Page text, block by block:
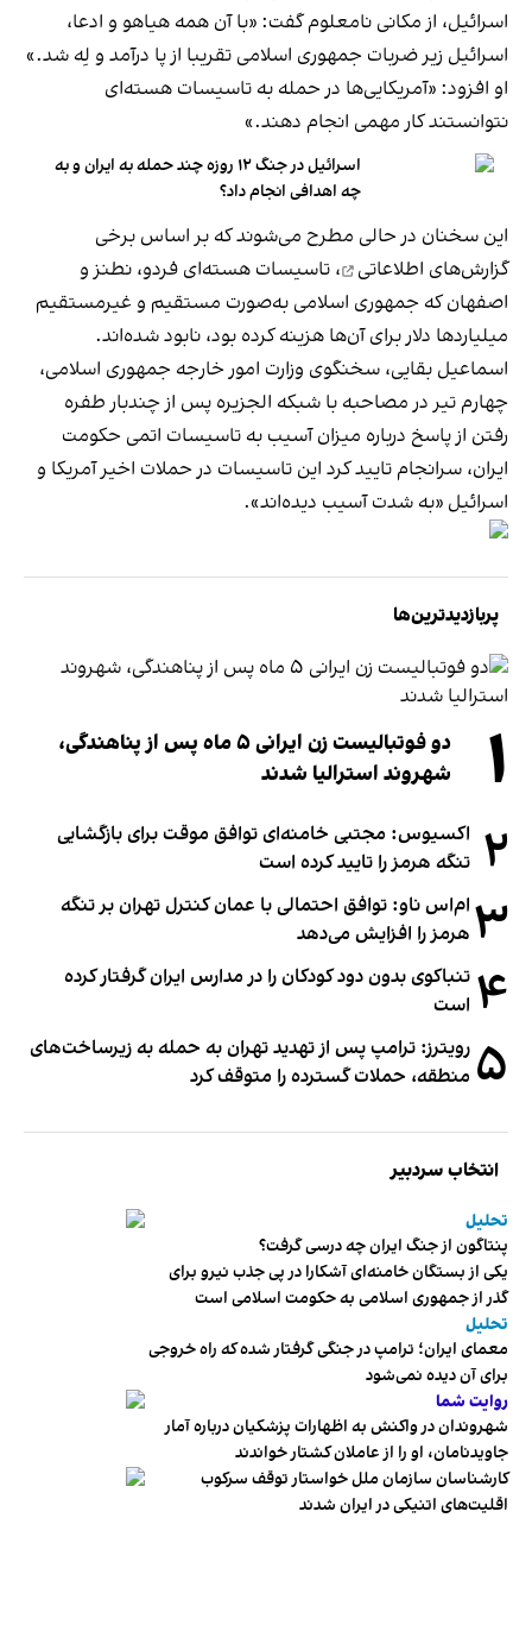
اسرائیل، از مکانی نامعلوم گفت: «با آن همه هیاهو و ادعا،
اسرائیل زیر ضربات جمهوری اسلامی تقریبا از پا درآمد و لِه شد.»
او افزود: «آمریکایی‌ها در حمله به تاسیسات هسته‌ای
نتوانستند کار مهمی انجام دهند.»
اسرائیل در جنگ ۱۲ روزه چند حمله به ایران و به
چه اهدافی انجام داد؟
این سخنان در حالی مطرح می‌شوند که بر اساس برخی
گزارش‌های اطلاعاتی
، تاسیسات هسته‌ای فردو، نطنز و
اصفهان که جمهوری اسلامی به‌صورت مستقیم و غیرمستقیم
میلیاردها دلار برای آن‌ها هزینه‌ کرده بود، نابود شده‌اند.
اسماعیل بقایی، سخنگوی وزارت امور خارجه جمهوری اسلامی،
چهارم تیر در مصاحبه با شبکه الجزیره پس از چندبار طفره
رفتن از پاسخ درباره میزان آسیب به تاسیسات اتمی حکومت
ایران، سرانجام تایید کرد این تاسیسات در حملات اخیر آمریکا و
اسرائیل «به شدت آسیب دیده‌اند».
پربازدیدترین‌ها
۱
دو فوتبالیست زن ایرانی ۵ ماه پس از پناهندگی،
شهروند استرالیا شدند
۲ اکسیوس: مجتبی خامنه‌ای توافق موقت برای بازگشایی
تنگه هرمز را تایید کرده است
۳ ام‌اس ناو: توافق احتمالی با عمان کنترل تهران بر تنگه
هرمز را افزایش می‌دهد
۴ تنباکوی بدون دود کودکان را در مدارس ایران گرفتار کرده
است
۵ رویترز: ترامپ پس از تهدید تهران به حمله به زیرساخت‌های
منطقه، حملات گسترده را متوقف کرد
انتخاب سردبیر
تحلیل
پنتاگون از جنگ ایران چه درسی گرفت؟
یکی از بستگان خامنه‌ای آشکارا در پی جذب نیرو برای
گذر از جمهوری اسلامی به حکومت اسلامی است
تحلیل
معمای ایران؛ ترامپ در جنگی گرفتار شده که راه خروجی
برای آن دیده نمی‌شود
روایت شما
شهروندان در واکنش به اظهارات پزشکیان درباره آمار
جاویدنامان، او را از عاملان کشتار خواندند
کارشناسان سازمان ملل خواستار توقف سرکوب
اقلیت‌های اتنیکی در ایران شدند